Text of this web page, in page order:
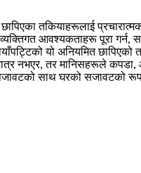
तकियाहरूलाई प्रचारात्मक
आवश्यकताहरू पूरा गर्न,
यो अनियमित
नभएर, तर मानिसहरूले
साथ घरको सजावटको